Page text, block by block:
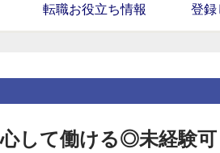
転職お役立ち情報 登録
して働ける◎未経験可